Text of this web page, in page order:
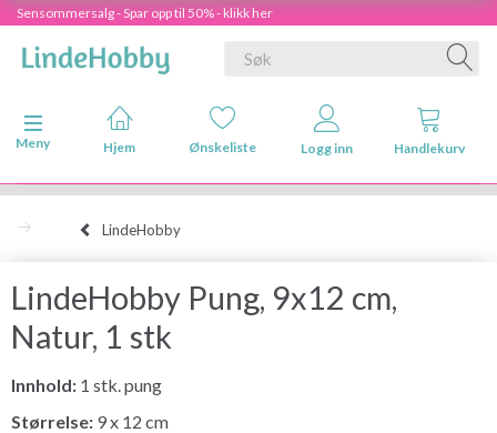
Sensommersalg - Spar opp til 50% - klikk her
Veksle navigasjon
Meny
Hjem Ønskeliste Logg inn Handlekurv
LindeHobby
LindeHobby Pung, 9x12 cm,
Natur, 1 stk
Innhold: 1 stk. pung
Størrelse: 9 x 12 cm